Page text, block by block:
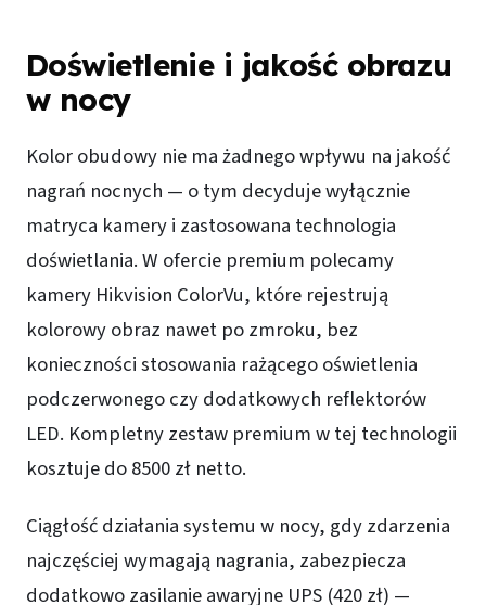
Doświetlenie i jakość obrazu
w nocy
Kolor obudowy nie ma żadnego wpływu na jakość
nagrań nocnych — o tym decyduje wyłącznie
matryca kamery i zastosowana technologia
doświetlania. W ofercie premium polecamy
kamery Hikvision ColorVu, które rejestrują
kolorowy obraz nawet po zmroku, bez
konieczności stosowania rażącego oświetlenia
podczerwonego czy dodatkowych reflektorów
LED. Kompletny zestaw premium w tej technologii
kosztuje do 8500 zł netto.
Ciągłość działania systemu w nocy, gdy zdarzenia
najczęściej wymagają nagrania, zabezpiecza
dodatkowo zasilanie awaryjne UPS (420 zł) —